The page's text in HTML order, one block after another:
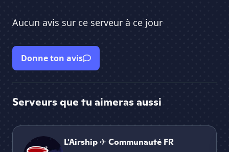
Aucun avis sur ce serveur à ce jour
Donne ton avis
Serveurs que tu aimeras aussi
L'Airship ✈ Communauté FR
L'Airship ✈ Communauté FR